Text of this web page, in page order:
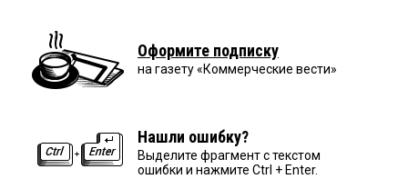
Оформите подписку
на газету «Коммерческие вести»
Нашли ошибку?
Выделите фрагмент с текстом
ошибки и нажмите Ctrl + Enter.